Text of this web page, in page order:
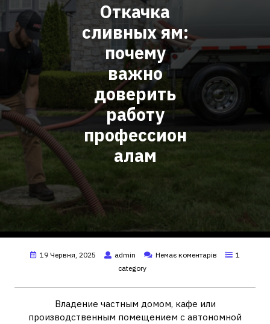
Откачка
сливных ям:
почему
важно
доверить
работу
профессион
алам
19 Червня, 2025 admin Немає коментарів
1
category
Владение частным домом, кафе или
производственным помещением с автономной